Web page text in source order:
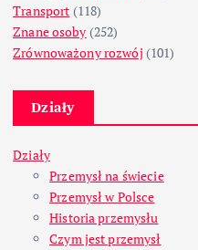
Transport (118)
Znane osoby (252)
Zrównoważony rozwój (101)
Działy
Działy
Przemysł na świecie
Przemysł w Polsce
Historia przemysłu
Czym jest przemysł